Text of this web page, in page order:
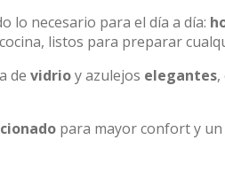
lo necesario para el día a día:
listos para preparar
de vidrioy azulejos elegantes
para mayor confort y un